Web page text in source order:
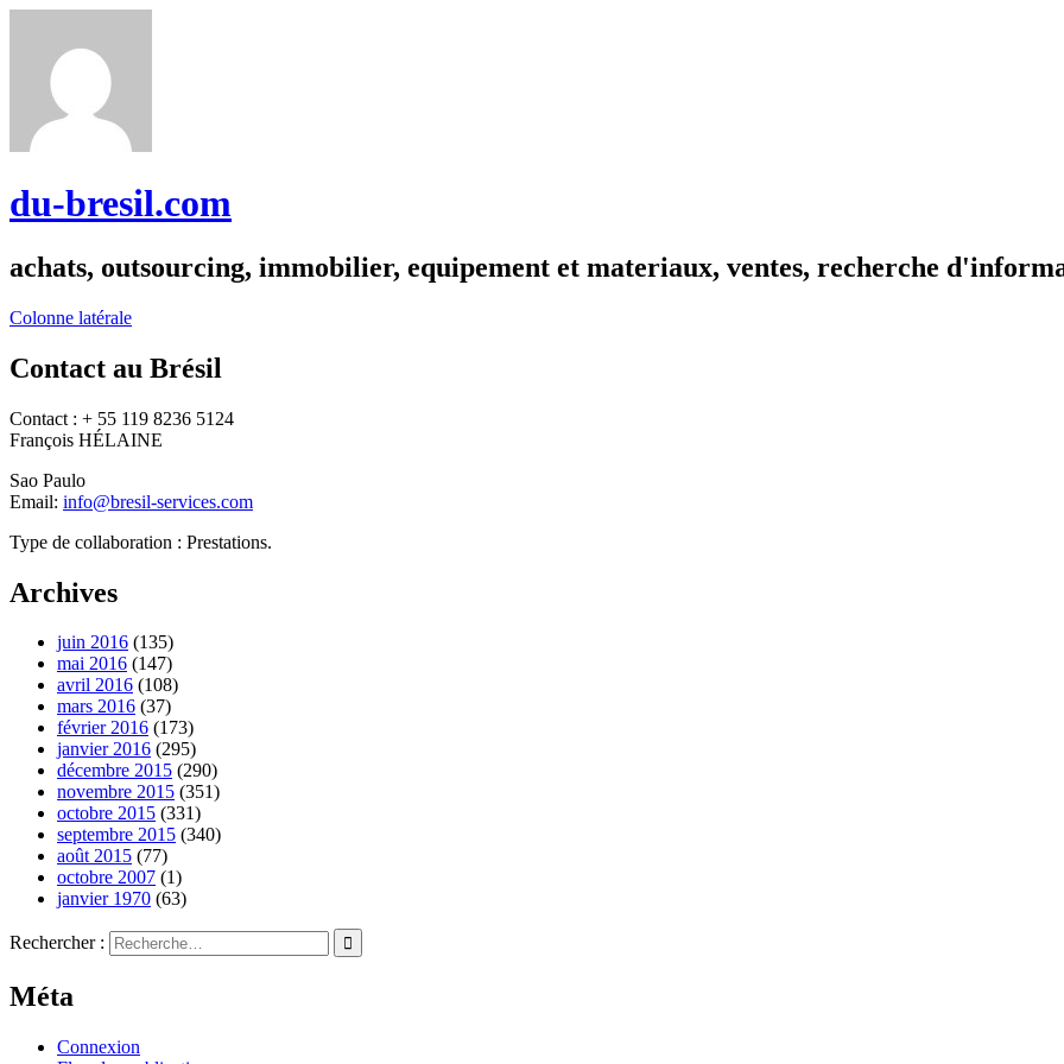
du-bresil.com
achats, outsourcing, immobilier, equipement et materiaux, ventes, recherche
Colonne latérale
Contact au Brésil
Contact : + 55 119 8236 5124
François HÉLAINE
Sao Paulo
Email: info@bresil-services.com
Type de collaboration : Prestations.
Archives
juin 2016 (135)
mai 2016 (147)
avril 2016 (108)
mars 2016 (37)
février 2016 (173)
janvier 2016 (295)
décembre 2015 (290)
novembre 2015 (351)
octobre 2015 (331)
septembre 2015 (340)
août 2015 (77)
octobre 2007 (1)
janvier 1970 (63)
Rechercher :
Méta
Connexion